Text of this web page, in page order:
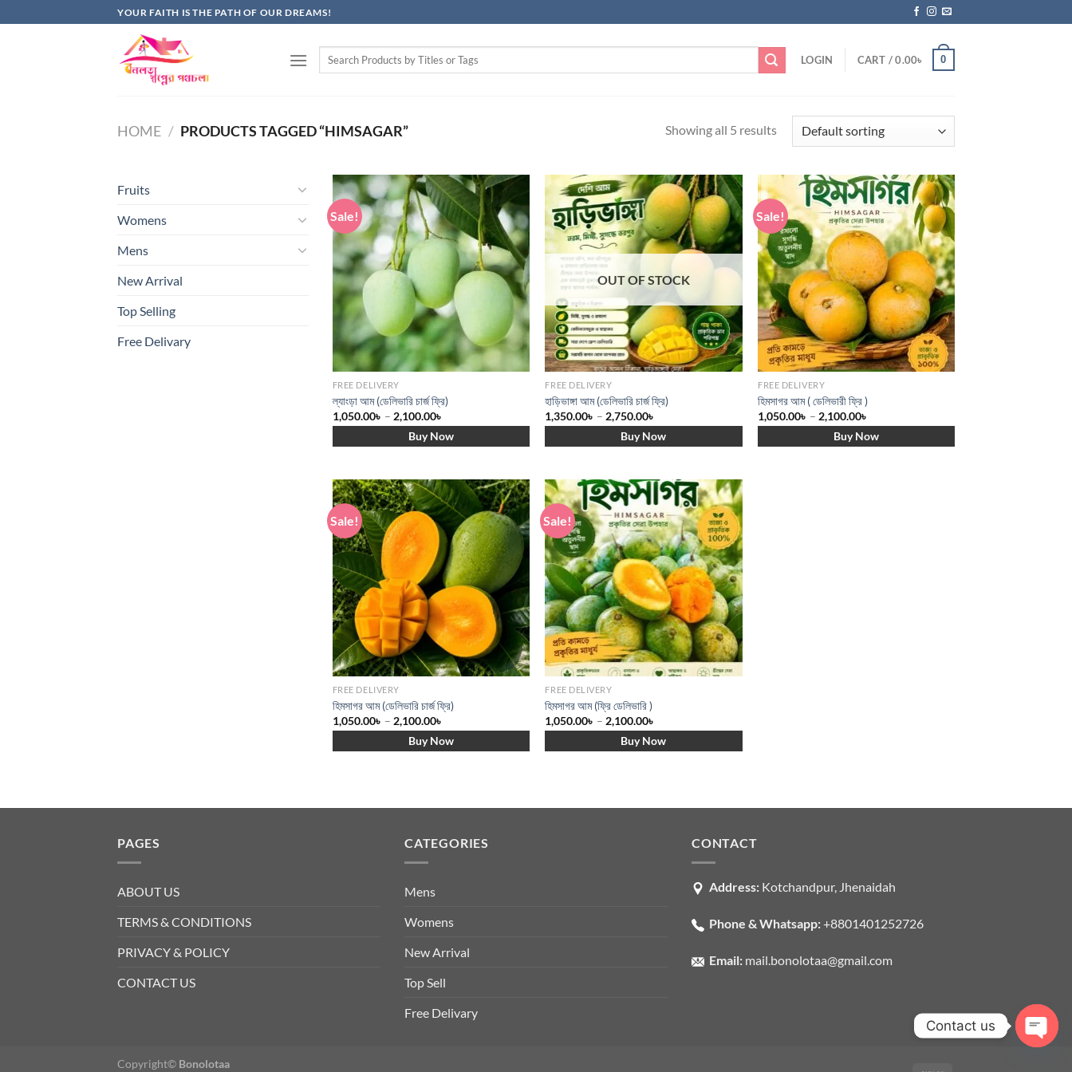
to
YOUR FAITH IS THE PATH OF OUR DREAMS!
Search
LOGIN CART /0.00৳ 0
HOME / PRODUCTS TAGGED “HIMSAGAR” Showing all 5 results
Fruits
Womens
Mens
New Arrival
Top Selling
Free Delivary
Sale!
Add to wishlist
FREE DELIVERY
ল্যাংড়া আম (ডেলিভারি চার্জ ফ্রি)
1,050.00৳ – 2,100.00৳
Buy Now
Add to wishlist
OUT OF STOCK
FREE DELIVERY
হাড়িভাঙ্গা আম (ডেলিভারি চার্জ ফ্রি)
1,350.00৳ – 2,750.00৳
Buy Now
Sale!
Add to wishlist
FREE DELIVERY
হিমসাগর আম ( ডেলিভারী ফ্রি )
1,050.00৳ – 2,100.00৳
Buy Now
Sale!
Add to wishlist
FREE DELIVERY
হিমসাগর আম (ডেলিভারি চার্জ ফ্রি)
1,050.00৳ – 2,100.00৳
Buy Now
Sale!
Add to wishlist
FREE DELIVERY
হিমসাগর আম (ফ্রি ডেলিভারি )
1,050.00৳ – 2,100.00৳
Buy Now
PAGES
ABOUT US
TERMS & CONDITIONS
PRIVACY & POLICY
CONTACT US
CATEGORIES
Mens
Womens
New Arrival
Top Sell
Free Delivary
CONTACT
Address: Kotchandpur, Jhenaidah
Phone & Whatsapp:+8801401252726
Email: mail.bonolotaa@gmail.com
Copyright© Bonolotaa
Contact us